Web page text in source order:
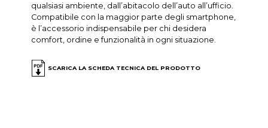
qualsiasi ambiente, dall’abitacolo dell’auto all’ufficio.
Compatibile con la maggior parte degli smartphone,
è l’accessorio indispensabile per chi desidera
comfort, ordine e funzionalità in ogni situazione.
SCARICA LA SCHEDA TECNICA DEL PRODOTTO